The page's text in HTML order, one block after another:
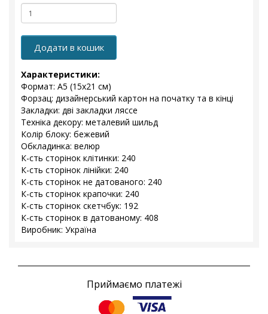
Додати в кошик
Характеристики:
Формат: А5 (15х21 см)
Форзац: дизайнерський картон на початку та в кінці
Закладки: дві закладки ляссе
Техніка декору: металевий шильд
Колір блоку: бежевий
Обкладинка: велюр
К-сть сторінок клітинки: 240
К-сть сторінок лінійки: 240
К-сть сторінок не датованого: 240
К-сть сторінок крапочки: 240
К-сть сторінок скетчбук: 192
К-сть сторінок в датованому: 408
Виробник: Україна
Приймаємо платежі